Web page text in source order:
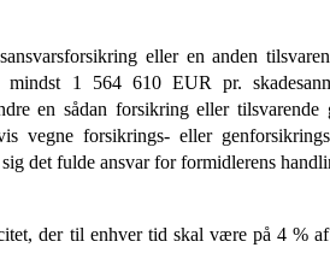
eller en anden
1 564 610 EUR pr.
en sådan forsikring eller
vegne forsikrings- eller
det fulde ansvar for formidlerens
der til enhver tid skal være på 4 % af